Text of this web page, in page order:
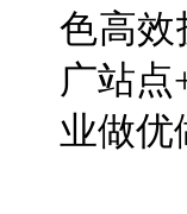
色高效
广站点
业做优